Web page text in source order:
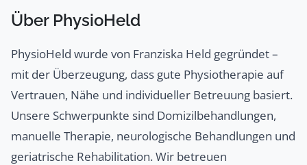
Über PhysioHeld
PhysioHeld wurde von Franziska Held gegründet –
mit der Überzeugung, dass gute Physiotherapie auf
Vertrauen, Nähe und individueller Betreuung basiert.
Unsere Schwerpunkte sind Domizilbehandlungen,
manuelle Therapie, neurologische Behandlungen und
geriatrische Rehabilitation. Wir betreuen